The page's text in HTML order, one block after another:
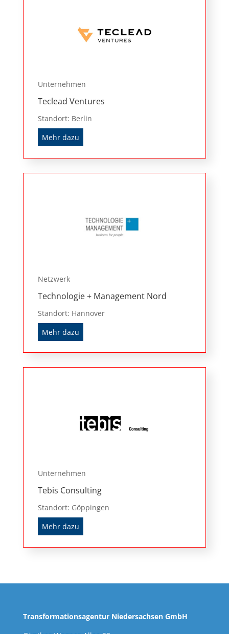
Unternehmen
Teclead Ventures
Standort: Berlin
Mehr dazu
Netzwerk
Technologie + Management Nord
Standort: Hannover
Mehr dazu
Unternehmen
Tebis Consulting
Standort: Göppingen
Mehr dazu
Transformationsagentur Niedersachsen GmbH